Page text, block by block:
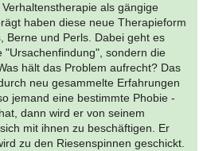
als gängige
haben diese neue Therapieform
Berne und Perls. Dabei geht es
"Ursachenfindung", sondern die
hält das Problem aufrecht? Das
neu gesammelte Erfahrungen
jemand eine bestimmte Phobie -
dann wird er von seinem
mit ihnen zu beschäftigen. Er
zu den Riesenspinnen geschickt.